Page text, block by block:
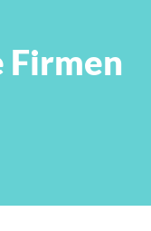
Firmen